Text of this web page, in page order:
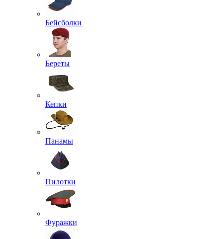
Бейсболки
Береты
Кепки
Панамы
Пилотки
Фуражки